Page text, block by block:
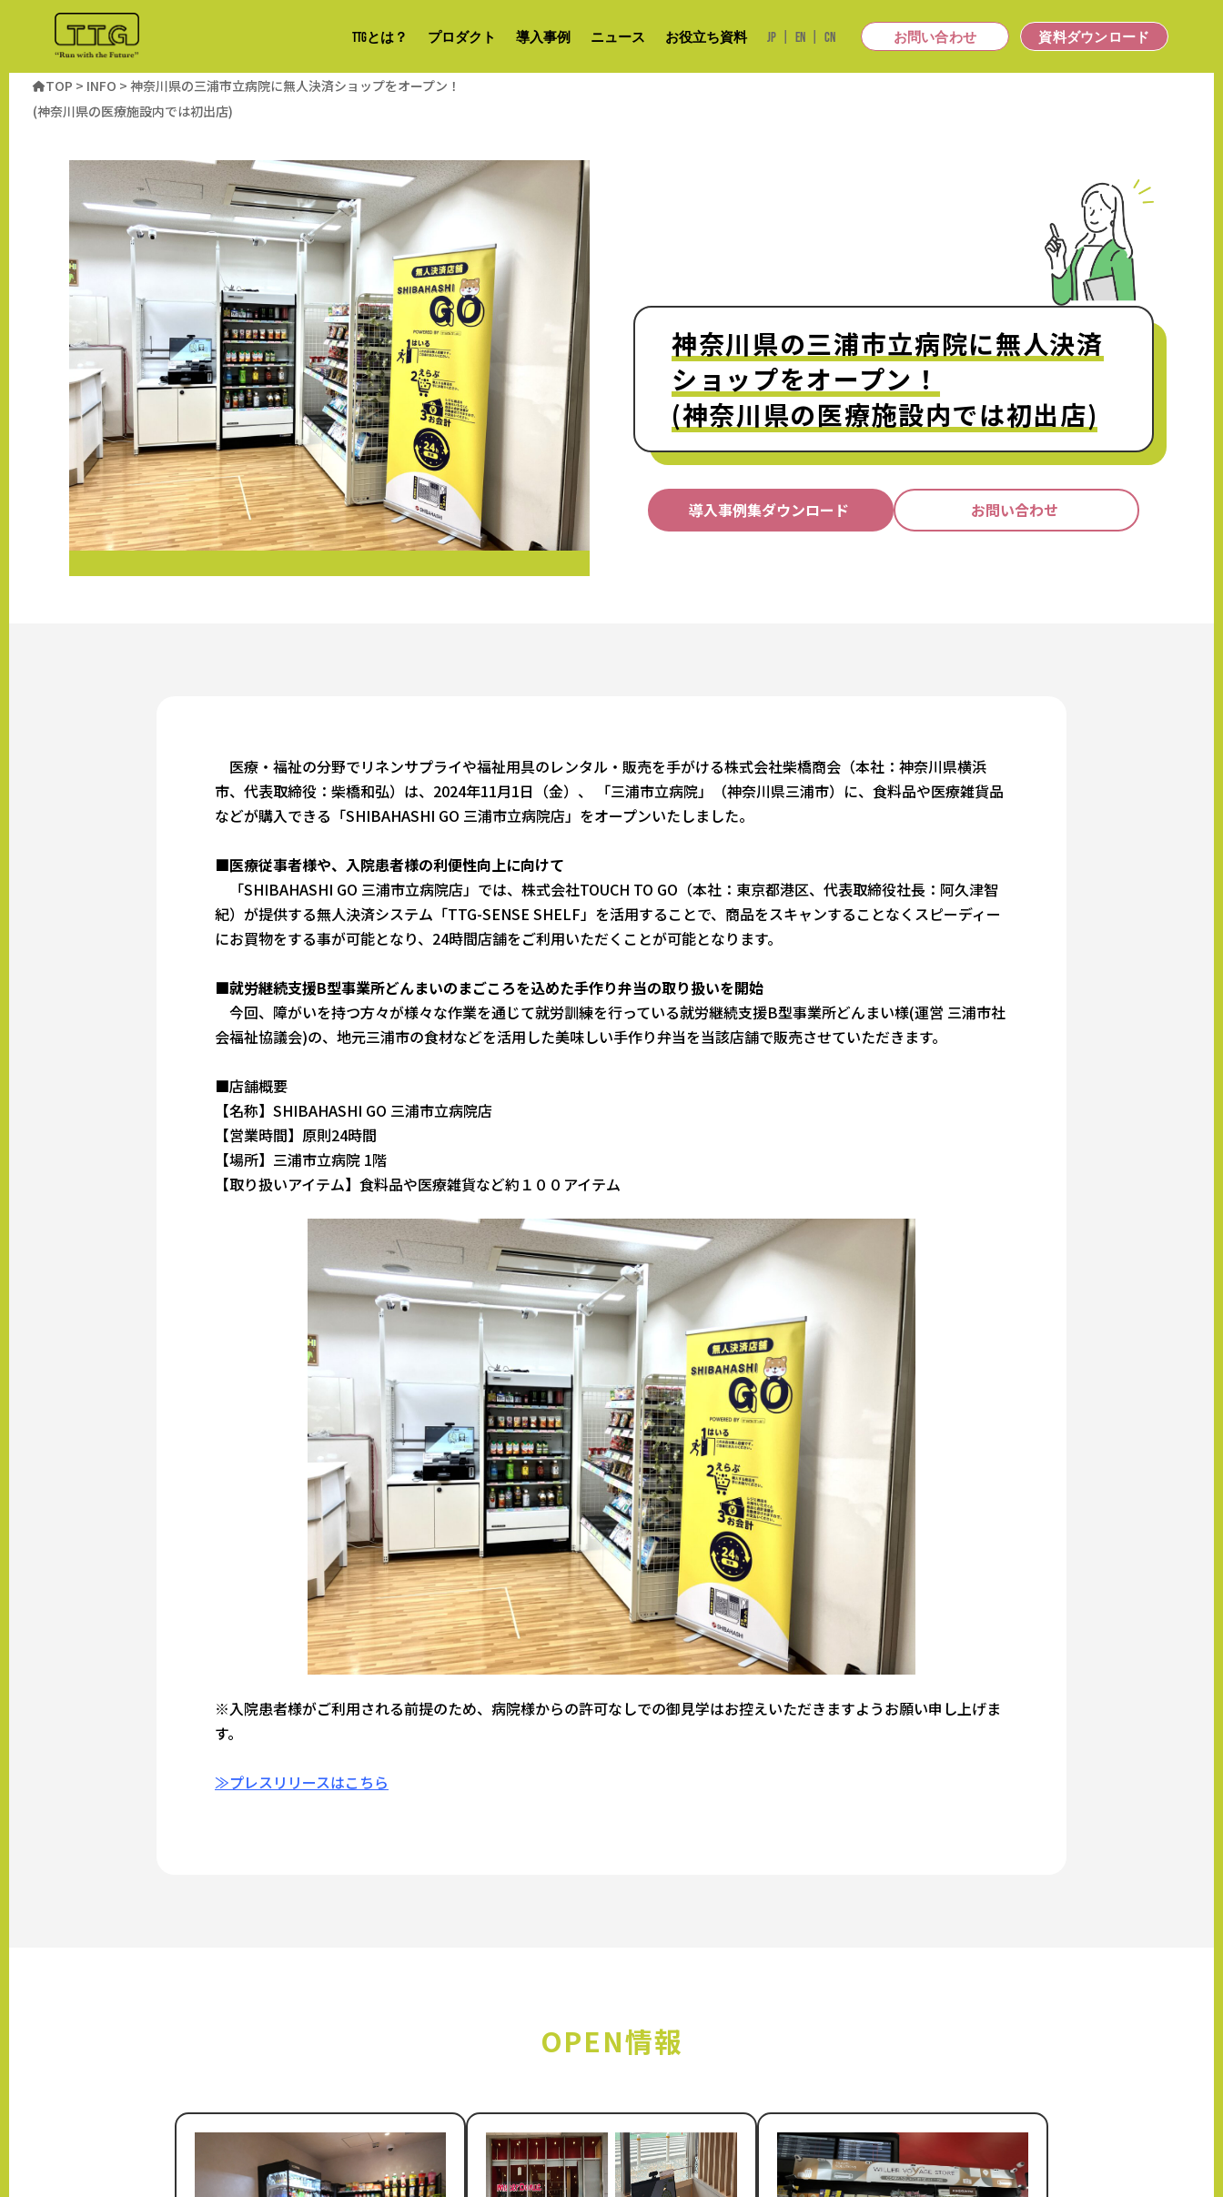
TTGとは？ プロダクト 導入事例 ニュース お役立ち資料 JP EN CN お問い合わせ 資料ダウンロード
TOP > INFO >神奈川県の三浦市立病院に無人決済ショップをオープン！
(神奈川県の医療施設内では初出店)
神奈川県の三浦市立病院に無人決済
ショップをオープン！
(神奈川県の医療施設内では初出店)
導入事例集ダウンロード お問い合わせ
医療・福祉の分野でリネンサプライや福祉用具のレンタル・販売を手がける株式会社柴橋商会（本社：神奈川県横浜
市、代表取締役：柴橋和弘）は、2024年11月1日（金）、 「三浦市立病院」（神奈川県三浦市）に、食料品や医療雑貨品
などが購入できる「SHIBAHASHI GO 三浦市立病院店」をオープンいたしました。
■医療従事者様や、入院患者様の利便性向上に向けて
「SHIBAHASHI GO 三浦市立病院店」では、株式会社TOUCH TO GO（本社：東京都港区、代表取締役社長：阿久津智
紀）が提供する無人決済システム「TTG-SENSE SHELF」を活用することで、商品をスキャンすることなくスピーディー
にお買物をする事が可能となり、24時間店舗をご利用いただくことが可能となります。
■就労継続支援B型事業所どんまいのまごころを込めた手作り弁当の取り扱いを開始
今回、障がいを持つ方々が様々な作業を通じて就労訓練を行っている就労継続支援B型事業所どんまい様(運営 三浦市社
会福祉協議会)の、地元三浦市の食材などを活用した美味しい手作り弁当を当該店舗で販売させていただきます。
■店舗概要
【名称】SHIBAHASHI GO 三浦市立病院店
【営業時間】原則24時間
【場所】三浦市立病院 1階
【取り扱いアイテム】食料品や医療雑貨など約１００アイテム
※入院患者様がご利用される前提のため、病院様からの許可なしでの御見学はお控えいただきますようお願い申し上げま
す。
≫プレスリリースはこちら
OPEN情報